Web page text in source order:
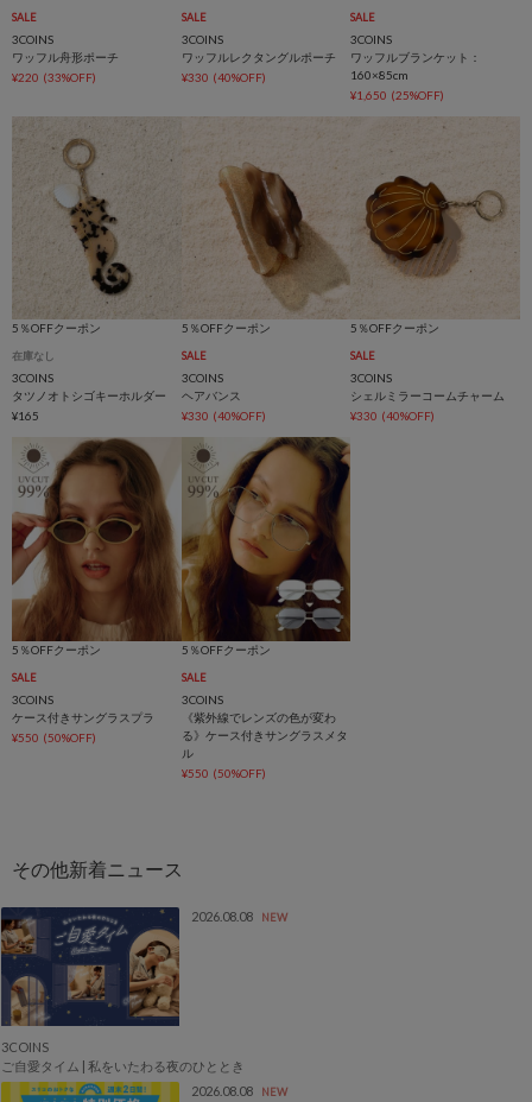
SALE
3COINS
ワッフル舟形ポーチ
¥220 (33%OFF)
SALE
3COINS
ワッフルレクタングルポーチ
¥330 (40%OFF)
SALE
3COINS
ワッフルブランケット：
160×85cm
¥1,650 (25%OFF)
5％OFFクーポン
在庫なし
3COINS
タツノオトシゴキーホルダー
¥165
5％OFFクーポン
SALE
3COINS
ヘアバンス
¥330 (40%OFF)
5％OFFクーポン
SALE
3COINS
シェルミラーコームチャーム
¥330 (40%OFF)
5％OFFクーポン
SALE
3COINS
ケース付きサングラスプラ
¥550 (50%OFF)
5％OFFクーポン
SALE
3COINS
《紫外線でレンズの色が変わ
る》ケース付きサングラスメタ
ル
¥550 (50%OFF)
2026.08.08 NEW
3COINS
ご自愛タイム | 私をいたわる夜のひととき
2026.08.08
NEW